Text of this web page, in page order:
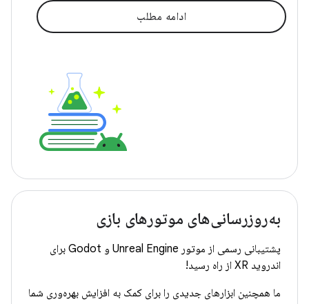
ادامه مطلب
به‌روزرسانی‌های موتورهای بازی
پشتیبانی رسمی از موتور Unreal Engine و Godot برای
اندروید XR از راه رسید!
ما همچنین ابزارهای جدیدی را برای کمک به افزایش بهره‌وری شما